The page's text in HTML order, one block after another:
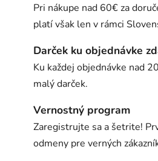
Pri nákupe nad 60€ za
platí však len v rámci
Darček ku objednávke
Ku každej objednávke nad
malý darček.
Vernostný program
Zaregistrujte sa a šetrite!
odmeny pre verných